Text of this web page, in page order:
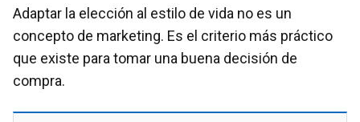
Adaptar la elección al estilo de vida no es un
concepto de marketing. Es el criterio más práctico
que existe para tomar una buena decisión de
compra.